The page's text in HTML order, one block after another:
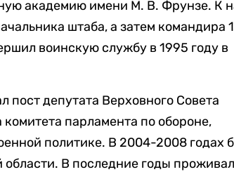
академию имени М. В. Фрунзе. К
штаба, а затем командира
воинскую службу в 1995 году в
пост депутата Верховного Совета
парламента по обороне,
политике. В 2004-2008 годах
В последние годы